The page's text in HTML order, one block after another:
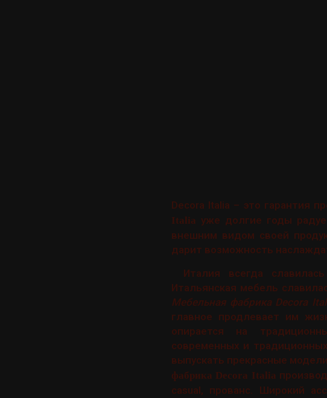
Decora Italia – это гарантия
Italia уже долгие годы
внешним видом своей
дарит возможность
Италия всегда
Итальянская мебель
Мебельная фабрика Decora
главное продлевает им
опирается на
современных и
выпускать прекрасные
фабрика Decora Italia
casual, прованс. Широкий